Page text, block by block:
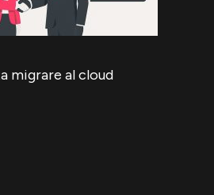
migrare al cloud